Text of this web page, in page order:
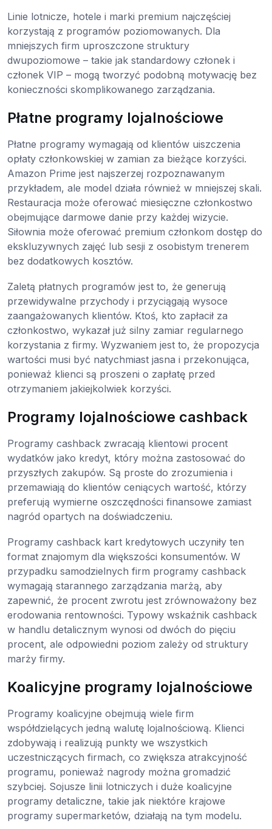
Linie lotnicze, hotele i marki premium najczęściej
korzystają z programów poziomowanych. Dla
mniejszych firm uproszczone struktury
dwupoziomowe – takie jak standardowy członek i
członek VIP – mogą tworzyć podobną motywację bez
konieczności skomplikowanego zarządzania.
Płatne programy lojalnościowe
Płatne programy wymagają od klientów uiszczenia
opłaty członkowskiej w zamian za bieżące korzyści.
Amazon Prime jest najszerzej rozpoznawanym
przykładem, ale model działa również w mniejszej skali.
Restauracja może oferować miesięczne członkostwo
obejmujące darmowe danie przy każdej wizycie.
Siłownia może oferować premium członkom dostęp do
ekskluzywnych zajęć lub sesji z osobistym trenerem
bez dodatkowych kosztów.
Zaletą płatnych programów jest to, że generują
przewidywalne przychody i przyciągają wysoce
zaangażowanych klientów. Ktoś, kto zapłacił za
członkostwo, wykazał już silny zamiar regularnego
korzystania z firmy. Wyzwaniem jest to, że propozycja
wartości musi być natychmiast jasna i przekonująca,
ponieważ klienci są proszeni o zapłatę przed
otrzymaniem jakiejkolwiek korzyści.
Programy lojalnościowe cashback
Programy cashback zwracają klientowi procent
wydatków jako kredyt, który można zastosować do
przyszłych zakupów. Są proste do zrozumienia i
przemawiają do klientów ceniących wartość, którzy
preferują wymierne oszczędności finansowe zamiast
nagród opartych na doświadczeniu.
Programy cashback kart kredytowych uczyniły ten
format znajomym dla większości konsumentów. W
przypadku samodzielnych firm programy cashback
wymagają starannego zarządzania marżą, aby
zapewnić, że procent zwrotu jest zrównoważony bez
erodowania rentowności. Typowy wskaźnik cashback
w handlu detalicznym wynosi od dwóch do pięciu
procent, ale odpowiedni poziom zależy od struktury
marży firmy.
Koalicyjne programy lojalnościowe
Programy koalicyjne obejmują wiele firm
współdzielących jedną walutę lojalnościową. Klienci
zdobywają i realizują punkty we wszystkich
uczestniczących firmach, co zwiększa atrakcyjność
programu, ponieważ nagrody można gromadzić
szybciej. Sojusze linii lotniczych i duże koalicyjne
programy detaliczne, takie jak niektóre krajowe
programy supermarketów, działają na tym modelu.